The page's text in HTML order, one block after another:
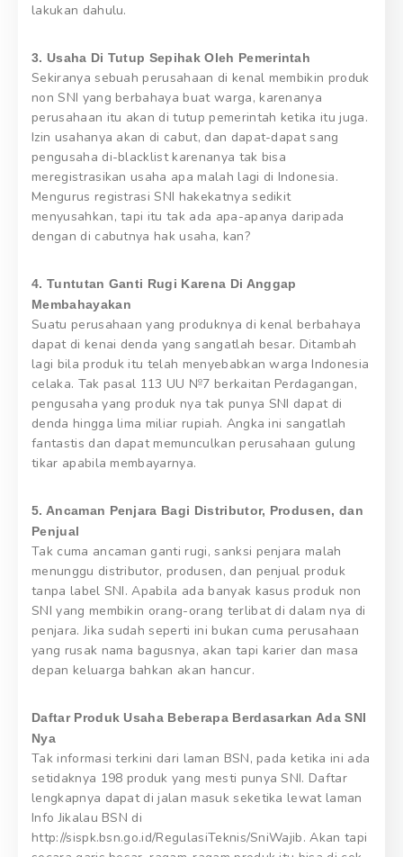
lakukan dahulu.
3. Usaha Di Tutup Sepihak Oleh Pemerintah
Sekiranya sebuah perusahaan di kenal membikin produk
non SNI yang berbahaya buat warga, karenanya
perusahaan itu akan di tutup pemerintah ketika itu juga.
Izin usahanya akan di cabut, dan dapat-dapat sang
pengusaha di-blacklist karenanya tak bisa
meregistrasikan usaha apa malah lagi di Indonesia.
Mengurus registrasi SNI hakekatnya sedikit
menyusahkan, tapi itu tak ada apa-apanya daripada
dengan di cabutnya hak usaha, kan?
4. Tuntutan Ganti Rugi Karena Di Anggap
Membahayakan
Suatu perusahaan yang produknya di kenal berbahaya
dapat di kenai denda yang sangatlah besar. Ditambah
lagi bila produk itu telah menyebabkan warga Indonesia
celaka. Tak pasal 113 UU №7 berkaitan Perdagangan,
pengusaha yang produk nya tak punya SNI dapat di
denda hingga lima miliar rupiah. Angka ini sangatlah
fantastis dan dapat memunculkan perusahaan gulung
tikar apabila membayarnya.
5. Ancaman Penjara Bagi Distributor, Produsen, dan
Penjual
Tak cuma ancaman ganti rugi, sanksi penjara malah
menunggu distributor, produsen, dan penjual produk
tanpa label SNI. Apabila ada banyak kasus produk non
SNI yang membikin orang-orang terlibat di dalam nya di
penjara. Jika sudah seperti ini bukan cuma perusahaan
yang rusak nama bagusnya, akan tapi karier dan masa
depan keluarga bahkan akan hancur.
Daftar Produk Usaha Beberapa Berdasarkan Ada SNI
Nya
Tak informasi terkini dari laman BSN, pada ketika ini ada
setidaknya 198 produk yang mesti punya SNI. Daftar
lengkapnya dapat di jalan masuk seketika lewat laman
Info Jikalau BSN di
http://sispk.bsn.go.id/RegulasiTeknis/SniWajib. Akan tapi